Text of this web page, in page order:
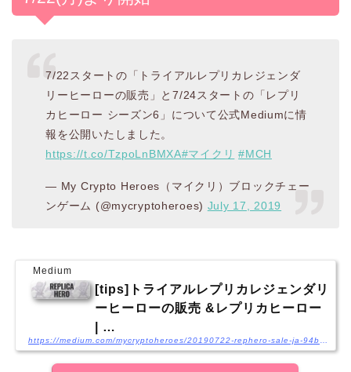
7/22スタートの「トライアルレプリカレジェンダ
リーヒーローの販売」と7/24スタートの「レプリ
カヒーロー シーズン6」について公式Mediumに情
報を公開いたしました。
https://t.co/TzpoLnBMXA#マイクリ #MCH
— My Crypto Heroes（マイクリ）ブロックチェー
ンゲーム (@mycryptoheroes) July 17, 2019
Medium
[tips]トライアルレプリカレジェンダリ
ーヒーローの販売 &レプリカヒーロー
| …
https://medium.com/mycryptoheroes/20190722-rephero-sale-ja-94bee0b7a23c